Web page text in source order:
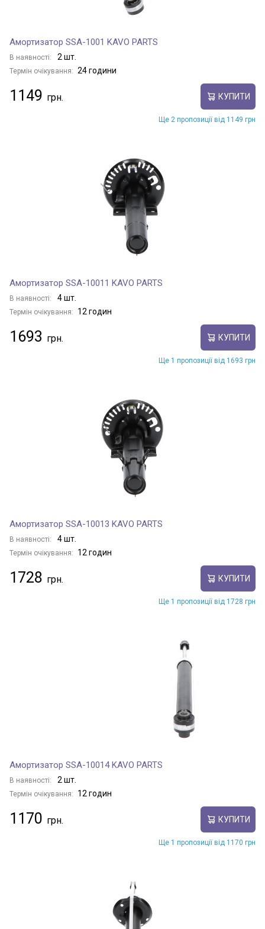
Амортизатор SSA-1001 KAVO PARTS
В наявності: 2 шт.
Термін очікування: 24 години
1149 КУПИТИ
Ще 2 пропозиції від 1149 грн
Амортизатор SSA-10011 KAVO PARTS
В наявності: 4 шт.
Термін очікування: 12 годин
1693 КУПИТИ
Ще 1 пропозиції від 1693 грн
Амортизатор SSA-10013 KAVO PARTS
В наявності: 4 шт.
Термін очікування: 12 годин
1728 КУПИТИ
Ще 1 пропозиції від 1728 грн
Амортизатор SSA-10014 KAVO PARTS
В наявності: 2 шт.
Термін очікування: 12 годин
1170 КУПИТИ
Ще 1 пропозиції від 1170 грн